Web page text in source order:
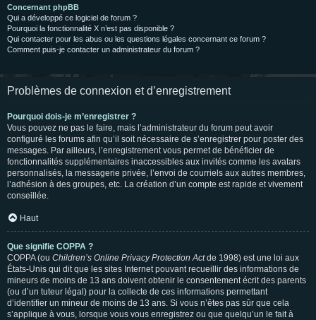
Concernant phpBB
Qui a développé ce logiciel de forum ?
Pourquoi la fonctionnalité X n’est pas disponible ?
Qui contacter pour les abus ou les questions légales concernant ce forum ?
Comment puis-je contacter un administrateur du forum ?
Problèmes de connexion et d’enregistrement
Pourquoi dois-je m’enregistrer ?
Vous pouvez ne pas le faire, mais l’administrateur du forum peut avoir
configuré les forums afin qu’il soit nécessaire de s’enregistrer pour poster des
messages. Par ailleurs, l’enregistrement vous permet de bénéficier de
fonctionnalités supplémentaires inaccessibles aux invités comme les avatars
personnalisés, la messagerie privée, l’envoi de courriels aux autres membres,
l’adhésion à des groupes, etc. La création d’un compte est rapide et vivement
conseillée.
Haut
Que signifie COPPA ?
COPPA (ou Children’s Online Privacy Protection Actde 1998) est une loi aux
États-Unis qui dit que les sites Internet pouvant recueillir des informations de
mineurs de moins de 13 ans doivent obtenir le consentement écrit des parents
(ou d’un tuteur légal) pour la collecte de ces informations permettant
d’identifier un mineur de moins de 13 ans. Si vous n’êtes pas sûr que cela
s’applique à vous, lorsque vous vous enregistrez ou que quelqu’un le fait à